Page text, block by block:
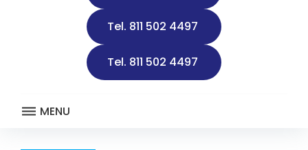
d
d
MENU
Tel. 811 502 4497
Tel. 811 502 4497